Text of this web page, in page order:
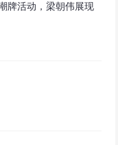
牌活动，梁朝伟展现